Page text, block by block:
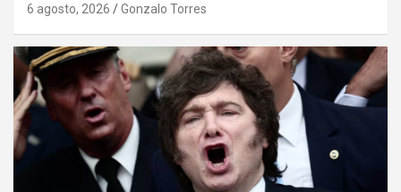
6 agosto, 2026 Gonzalo Torres